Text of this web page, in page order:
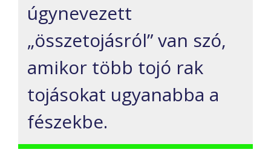
úgynevezett
„összetojásról” van szó,
amikor több tojó rak
tojásokat ugyanabba a
fészekbe.